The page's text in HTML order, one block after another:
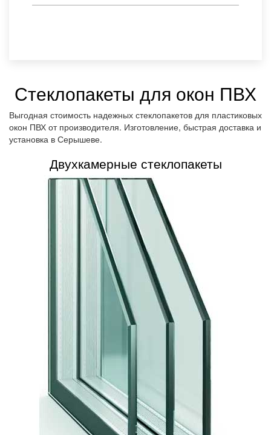
Стеклопакеты для окон ПВХ
Выгодная стоимость надежных стеклопакетов для пластиковых
окон ПВХ от производителя. Изготовление, быстрая доставка и
установка в Серышеве.
Двухкамерные стеклопакеты